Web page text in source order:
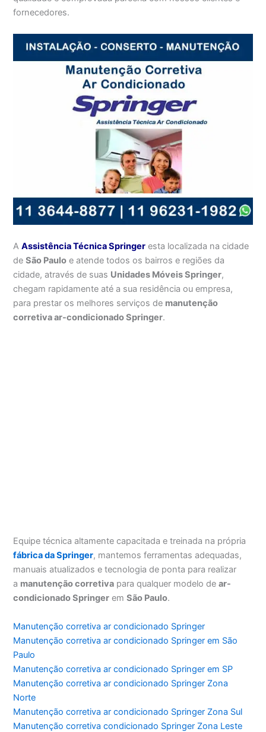
fornecedores.
AAssistência Técnica Springer esta localizada na cidade
deSão Paulo e atende todos os bairros e regiões da
cidade, através de suas Unidades Móveis Springer,
chegam rapidamente até a sua residência ou empresa,
para prestar os melhores serviços de manutenção
corretiva ar-condicionado Springer.
Equipe técnica altamente capacitada e treinada na própria
fábrica da Springer, mantemos ferramentas adequadas,
manuais atualizados e tecnologia de ponta para realizar
a manutenção corretiva para qualquer modelo dear-
condicionado Springer emSão Paulo.
Manutenção corretiva ar condicionado Springer
Manutenção corretiva ar condicionado Springer em São
Paulo
Manutenção corretiva ar condicionado Springer em SP
Manutenção corretiva ar condicionado Springer Zona
Norte
Manutenção corretiva ar condicionado Springer Zona Sul
Manutenção corretiva condicionado Springer Zona Leste